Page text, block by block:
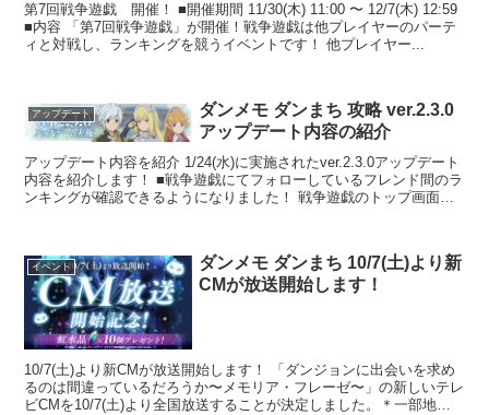
第7回戦争遊戯 開催！ ■開催期間 11/30(木) 11:00 〜 12/7(木) 12:59
■内容 「第7回戦争遊戯」が開催！戦争遊戯は他プレイヤーのパーテ
ィと対戦し、ランキングを競うイベントです！ 他プレイヤー...
アップデート
ダンメモ ダンまち 攻略 ver.2.3.0
アップデート内容の紹介
アップデート内容を紹介 1/24(水)に実施されたver.2.3.0アップデート
内容を紹介します！ ■戦争遊戯にてフォローしているフレンド間のラ
ンキングが確認できるようになりました！ 戦争遊戯のトップ画面よ
イベント
ダンメモ ダンまち 10/7(土)より新
CMが放送開始します！
10/7(土)より新CMが放送開始します！ 「ダンジョンに出会いを求め
るのは間違っているだろうか〜メモリア・フレーゼ〜」の新しいテレ
ビCMを10/7(土)より全国放送することが決定しました。＊一部地域